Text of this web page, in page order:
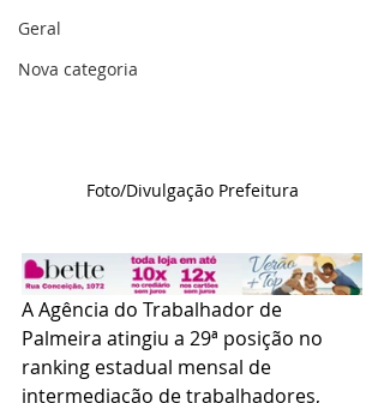
Geral
Nova categoria
Foto/Divulgação Prefeitura
A Agência do Trabalhador de
Palmeira atingiu a 29ª posição no
ranking estadual mensal de
intermediação de trabalhadores,